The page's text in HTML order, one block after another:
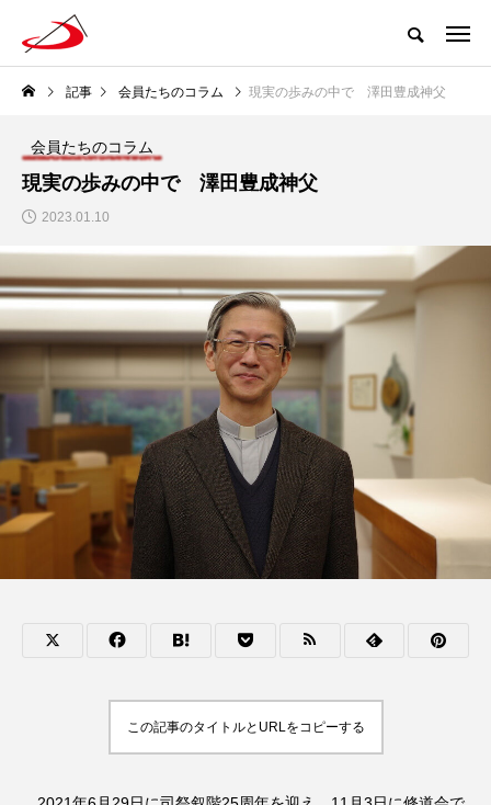
記事 会員たちのコラム 現実の歩みの中で 澤田豊成神父
会員たちのコラム
現実の歩みの中で 澤田豊成神父
2023.01.10
この記事のタイトルとURLをコピーする